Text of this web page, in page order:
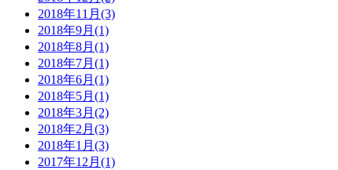
2018年11月 (3)
2018年9月 (1)
2018年8月 (1)
2018年7月 (1)
2018年6月 (1)
2018年5月 (1)
2018年3月 (2)
2018年2月 (3)
2018年1月 (3)
2017年12月 (1)